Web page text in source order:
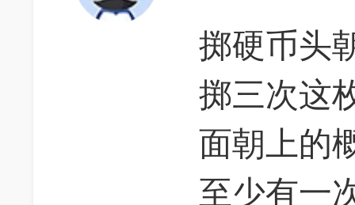
掷硬币头
掷三次这
面朝上的
至少有一